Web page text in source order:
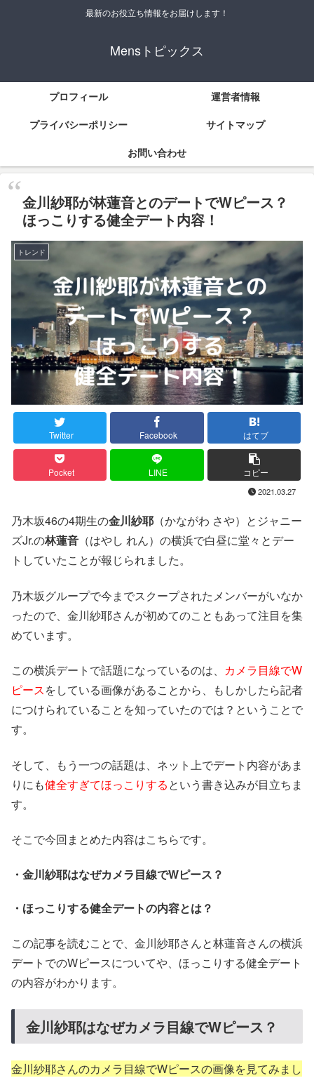
最新のお役立ち情報をお届けします！
Mensトピックス
プロフィール
運営者情報
プライバシーポリシー
サイトマップ
お問い合わせ
金川紗耶が林蓮音とのデートでWピース？
ほっこりする健全デート内容！
トレンド
Twitter Facebook はてブ
Pocket LINE コピー
2021.03.27
乃木坂46の4期生の金川紗耶 （かながわ さや）とジャニー
ズJr.の林蓮音 （はやし れん）の横浜で白昼に堂々とデー
トしていたことが報じられました。
乃木坂グループで今までスクープされたメンバーがいなか
ったので、金川紗耶さんが初めてのこともあって注目を集
めています。
この横浜デートで話題になっているのは、 カメラ目線でW
ピースをしている画像があることから、もしかしたら記者
につけられていることを知っていたのでは？ということで
す。
そして、もう一つの話題は、ネット上でデート内容があま
りにも健全すぎてほっこりするという書き込みが目立ちま
す。
そこで今回まとめた内容はこちらです。
・金川紗耶はなぜカメラ目線でWピース？
・ほっこりする健全デートの内容とは？
この記事を読むことで、金川紗耶さんと林蓮音さんの横浜
デートでのWピースについてや、ほっこりする健全デート
の内容がわかります。
金川紗耶はなぜカメラ目線でWピース？
金川紗耶さんのカメラ目線でWピースの画像を見てみまし